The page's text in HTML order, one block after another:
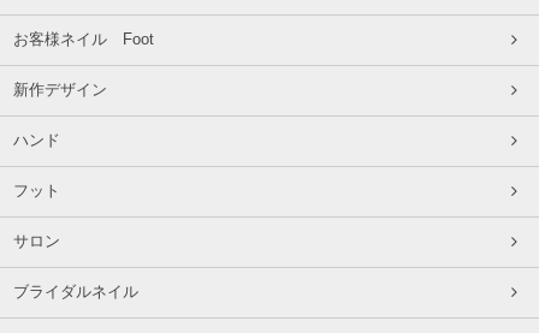
お客様ネイル Foot
新作デザイン
ハンド
フット
サロン
ブライダルネイル